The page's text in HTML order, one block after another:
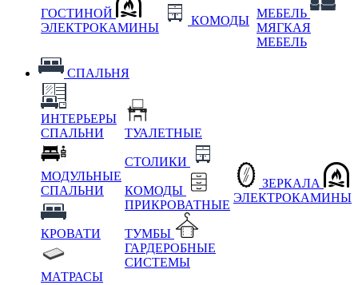
ГОСТИНОЙ
ЭЛЕКТРОКАМИНЫ
КОМОДЫ
МЕБЕЛЬ
МЯГКАЯ
МЕБЕЛЬ
СПАЛЬНЯ
ИНТЕРЬЕРЫ
СПАЛЬНИ
МОДУЛЬНЫЕ
СПАЛЬНИ
КРОВАТИ
МАТРАСЫ
ТУАЛЕТНЫЕ
СТОЛИКИ
КОМОДЫ
ПРИКРОВАТНЫЕ
ТУМБЫ
ГАРДЕРОБНЫЕ
СИСТЕМЫ
ЗЕРКАЛА
ЭЛЕКТРОКАМИНЫ